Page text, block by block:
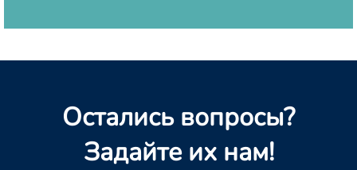
Остались вопросы?
Задайте их нам!